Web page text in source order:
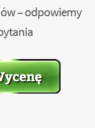
– odpowiemy